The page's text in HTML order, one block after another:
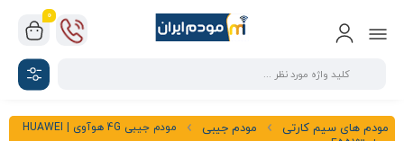
0
مودم های سیم کارتی مودم جیبی
مودم جیبی 4G هوآوی | HUAWEI